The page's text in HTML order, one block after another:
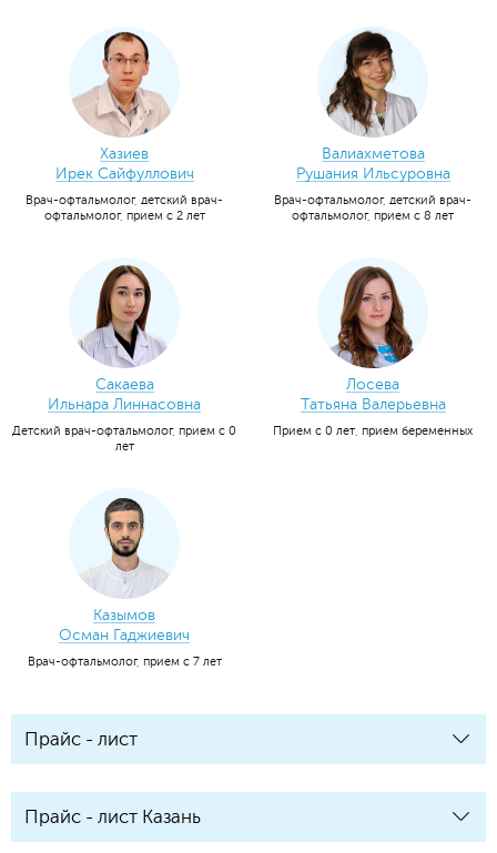
Хазиев
Ирек Сайфуллович
Врач-офтальмолог, детский врач-
офтальмолог, прием с 2 лет
Валиахметова
Рушания Ильсуровна
Врач-офтальмолог, детский врач-
офтальмолог, прием с 8 лет
Сакаева
Ильнара Линнасовна
Детский врач-офтальмолог, прием с 0
лет
Лосева
Татьяна Валерьевна
Прием с 0 лет, прием беременных
Казымов
Осман Гаджиевич
Врач-офтальмолог, прием с 7 лет
Прайс - лист
Прайс - лист Казань